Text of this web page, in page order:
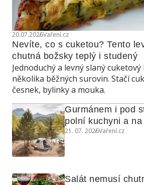
20.07.2026Vaření.cz
Nevíte, co s cuketou? Tento
chutná božsky teplý i studený
Jednoduchý a levný slaný
několika běžných surovin. Stačí
česnek, bylinky a mouka.
Gurmánem i pod
polní kuchyni a
21. 07. 2026Vaření.cz
Salát nemusí